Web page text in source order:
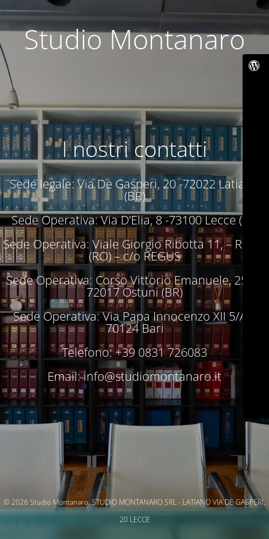
Studio Montanaro
I nostri contatti
Sede legale: Via De Gasperi, 20 -72022 Latiano
(BR)
Sede Operativa: Via D’Elia, 8 -73100 Lecce (LE)
Sede Operativa: Viale Giorgio Ribotta 11, – Roma
(RO) – c/o REGUS
Sede Operativa: Corso Vittorio Emanuele, 250 –
72017 Ostuni (BR)
Sede Operativa: Via Papa Innocenzo XII 5/A –
70124 Bari
Telefono: +39 0831 726083
Email:info@studiomontanaro.it
© 2026 Studio Montanaro. STUDIO MONTANARO SRL - LATIANO VIA DE GASPERI,
20 LECCE